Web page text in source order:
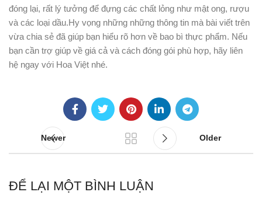
đóng lại, rất lý tưởng để đựng các chất lỏng như mật ong, rượu
và các loại dầu.Hy vọng những những thông tin mà bài viết trên
vừa chia sẻ đã giúp bạn hiểu rõ hơn về bao bì thực phẩm. Nếu
bạn cần trợ giúp về giá cả và cách đóng gói phù hợp, hãy liên
hệ ngay với Hoa Việt nhé.
Newer Older
ĐỂ LẠI MỘT BÌNH LUẬN